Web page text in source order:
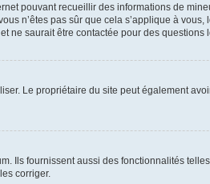
pouvant recueillir des informations de
n’êtes pas sûr que cela s’applique à
saurait être contactée pour des
Le propriétaire du site peut également
fournissent aussi des fonctionnalités
corriger.